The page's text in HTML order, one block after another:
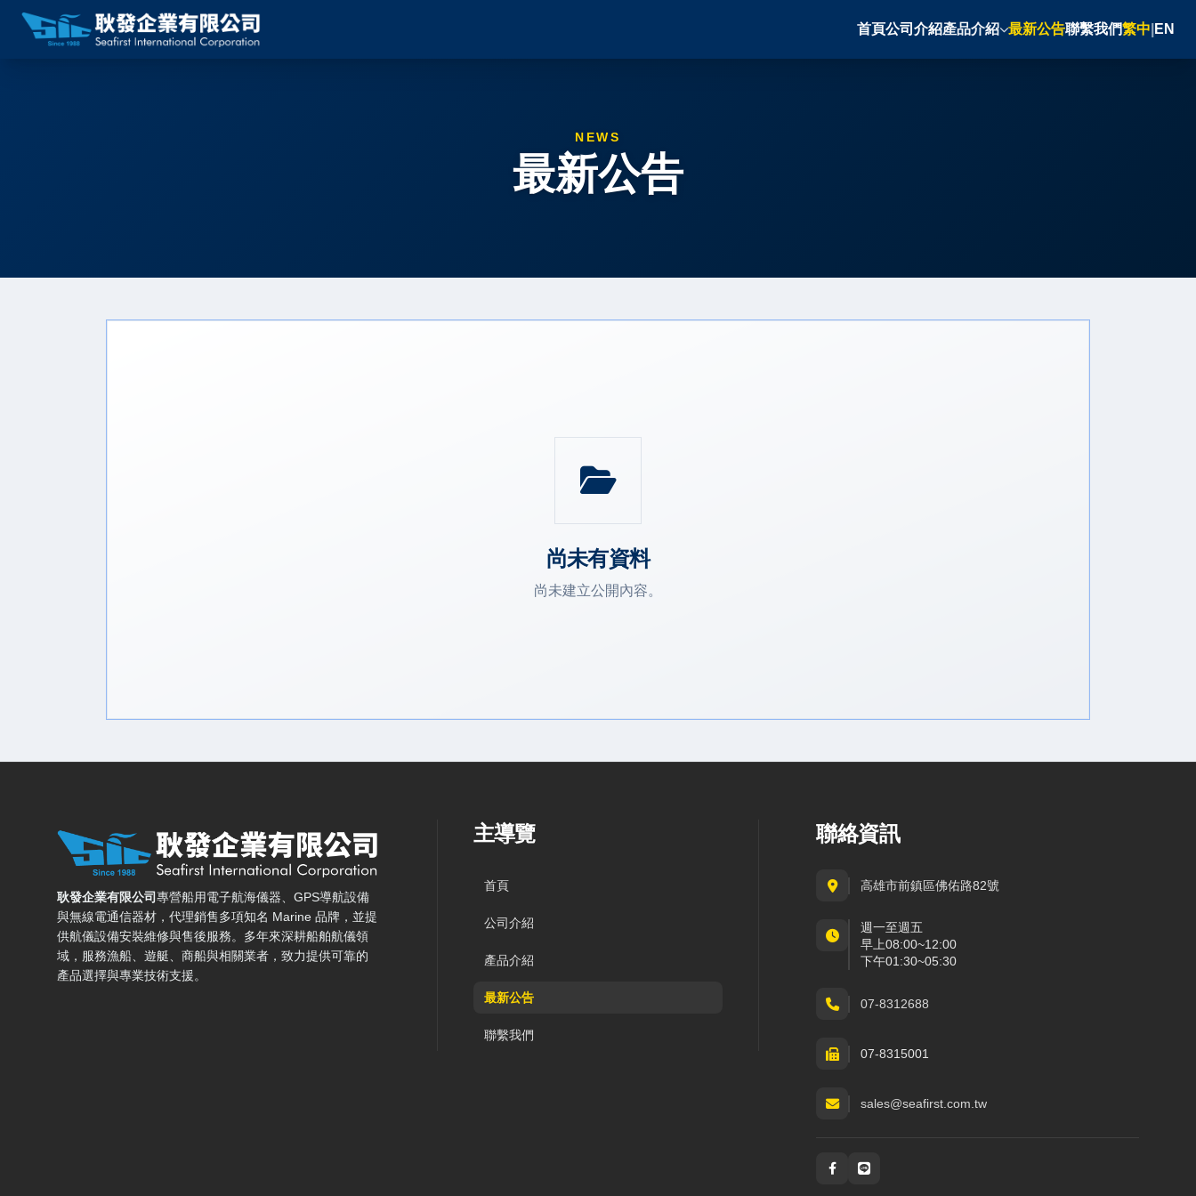
首頁公司介紹產品介紹 最新公告聯繫我們繁中 EN
NEWS
最新公告
尚未有資料
尚未建立公開內容。
耿發企業有限公司 — 網站概要、主導覽與聯絡方式
耿發企業有限公司專營船用電子航海儀器、GPS導航設備
與無線電通信器材，代理銷售多項知名 Marine 品牌，並提
供航儀設備安裝維修與售後服務。多年來深耕船舶航儀領
域，服務漁船、遊艇、商船與相關業者，致力提供可靠的
產品選擇與專業技術支援。
主導覽
首頁
公司介紹
產品介紹
最新公告
聯繫我們
聯絡資訊
高雄市前鎮區佛佑路82號
週一至週五
早上08:00~12:00
下午01:30~05:30
07-8312688
07-8315001
sales@seafirst.com.tw
社群與通訊